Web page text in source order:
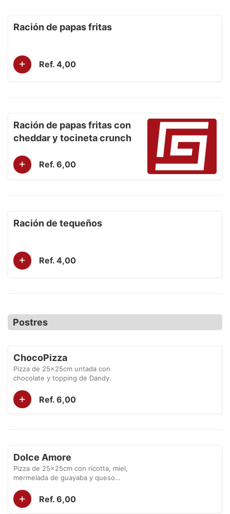
Ración de papas fritas
+ Ref. 4,00
Ración de papas fritas con
cheddar y tocineta crunch
+ Ref. 6,00
Ración de tequeños
+ Ref. 4,00
Postres
ChocoPizza
Pizza de 25x25cm untada con
chocolate y topping de Dandy.
+ Ref. 6,00
Dolce Amore
Pizza de 25x25cm con ricotta, miel,
mermelada de guayaba y queso
+ Ref. 6,00